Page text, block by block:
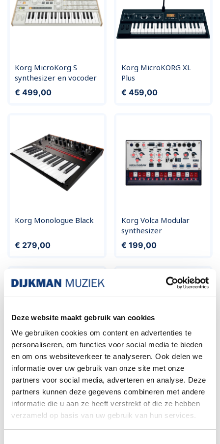
Deze website maakt gebruik van cookies
We gebruiken cookies om content en advertenties te
personaliseren, om functies voor social media te bieden
en om ons websiteverkeer te analyseren. Ook delen we
informatie over uw gebruik van onze site met onze
partners voor social media, adverteren en analyse. Deze
partners kunnen deze gegevens combineren met andere
informatie die u aan ze heeft verstrekt of die ze hebben
verzameld op basis van uw gebruik van hun services.
Korg MicroKorg S
synthesizer en vocoder
Prijs
€ 499,00
Korg MicroKORG XL
Plus
Prijs
€ 459,00
Korg Monologue Black
Prijs
€ 279,00
Korg Volca Modular
synthesizer
Prijs
€ 199,00
Roland DK-01 Boutique
Dock
Prijs
€ 77,00
Korg SQ1 step
sequenser
Prijs
€ 119,00